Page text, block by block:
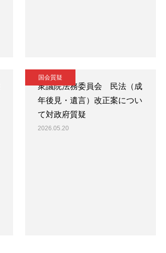
国会質疑
衆議院法務委員会 民法（成
年後見・遺言）改正案につい
て対政府質疑
2026.05.20